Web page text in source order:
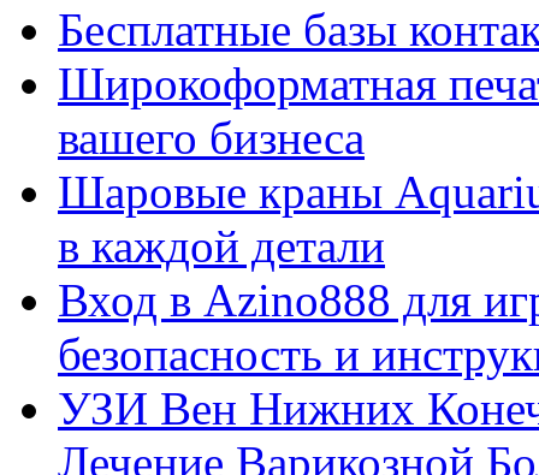
Бесплатные базы
Широкоформатная
вашего бизнеса
Шаровые краны
в каждой детали
Вход в Azino888 для
безопасность и
УЗИ Вен Нижних
Лечение Варикозной